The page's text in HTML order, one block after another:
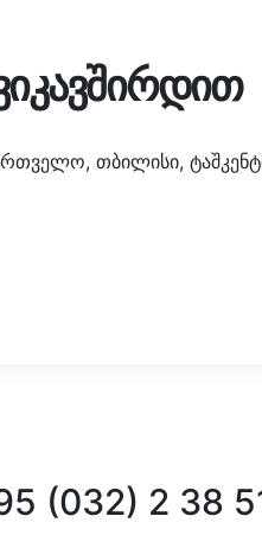
თბილისი,
(032) 2 38